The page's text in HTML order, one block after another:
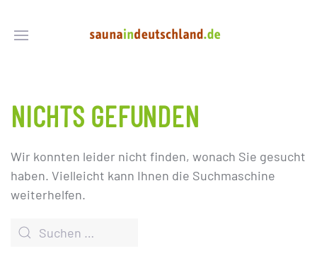
NICHTS GEFUNDEN
Wir konnten leider nicht finden, wonach Sie gesucht
haben. Vielleicht kann Ihnen die Suchmaschine
weiterhelfen.